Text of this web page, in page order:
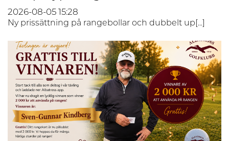
2026-08-05 15:28
Ny prissättning på rangebollar och dubbelt up[...]